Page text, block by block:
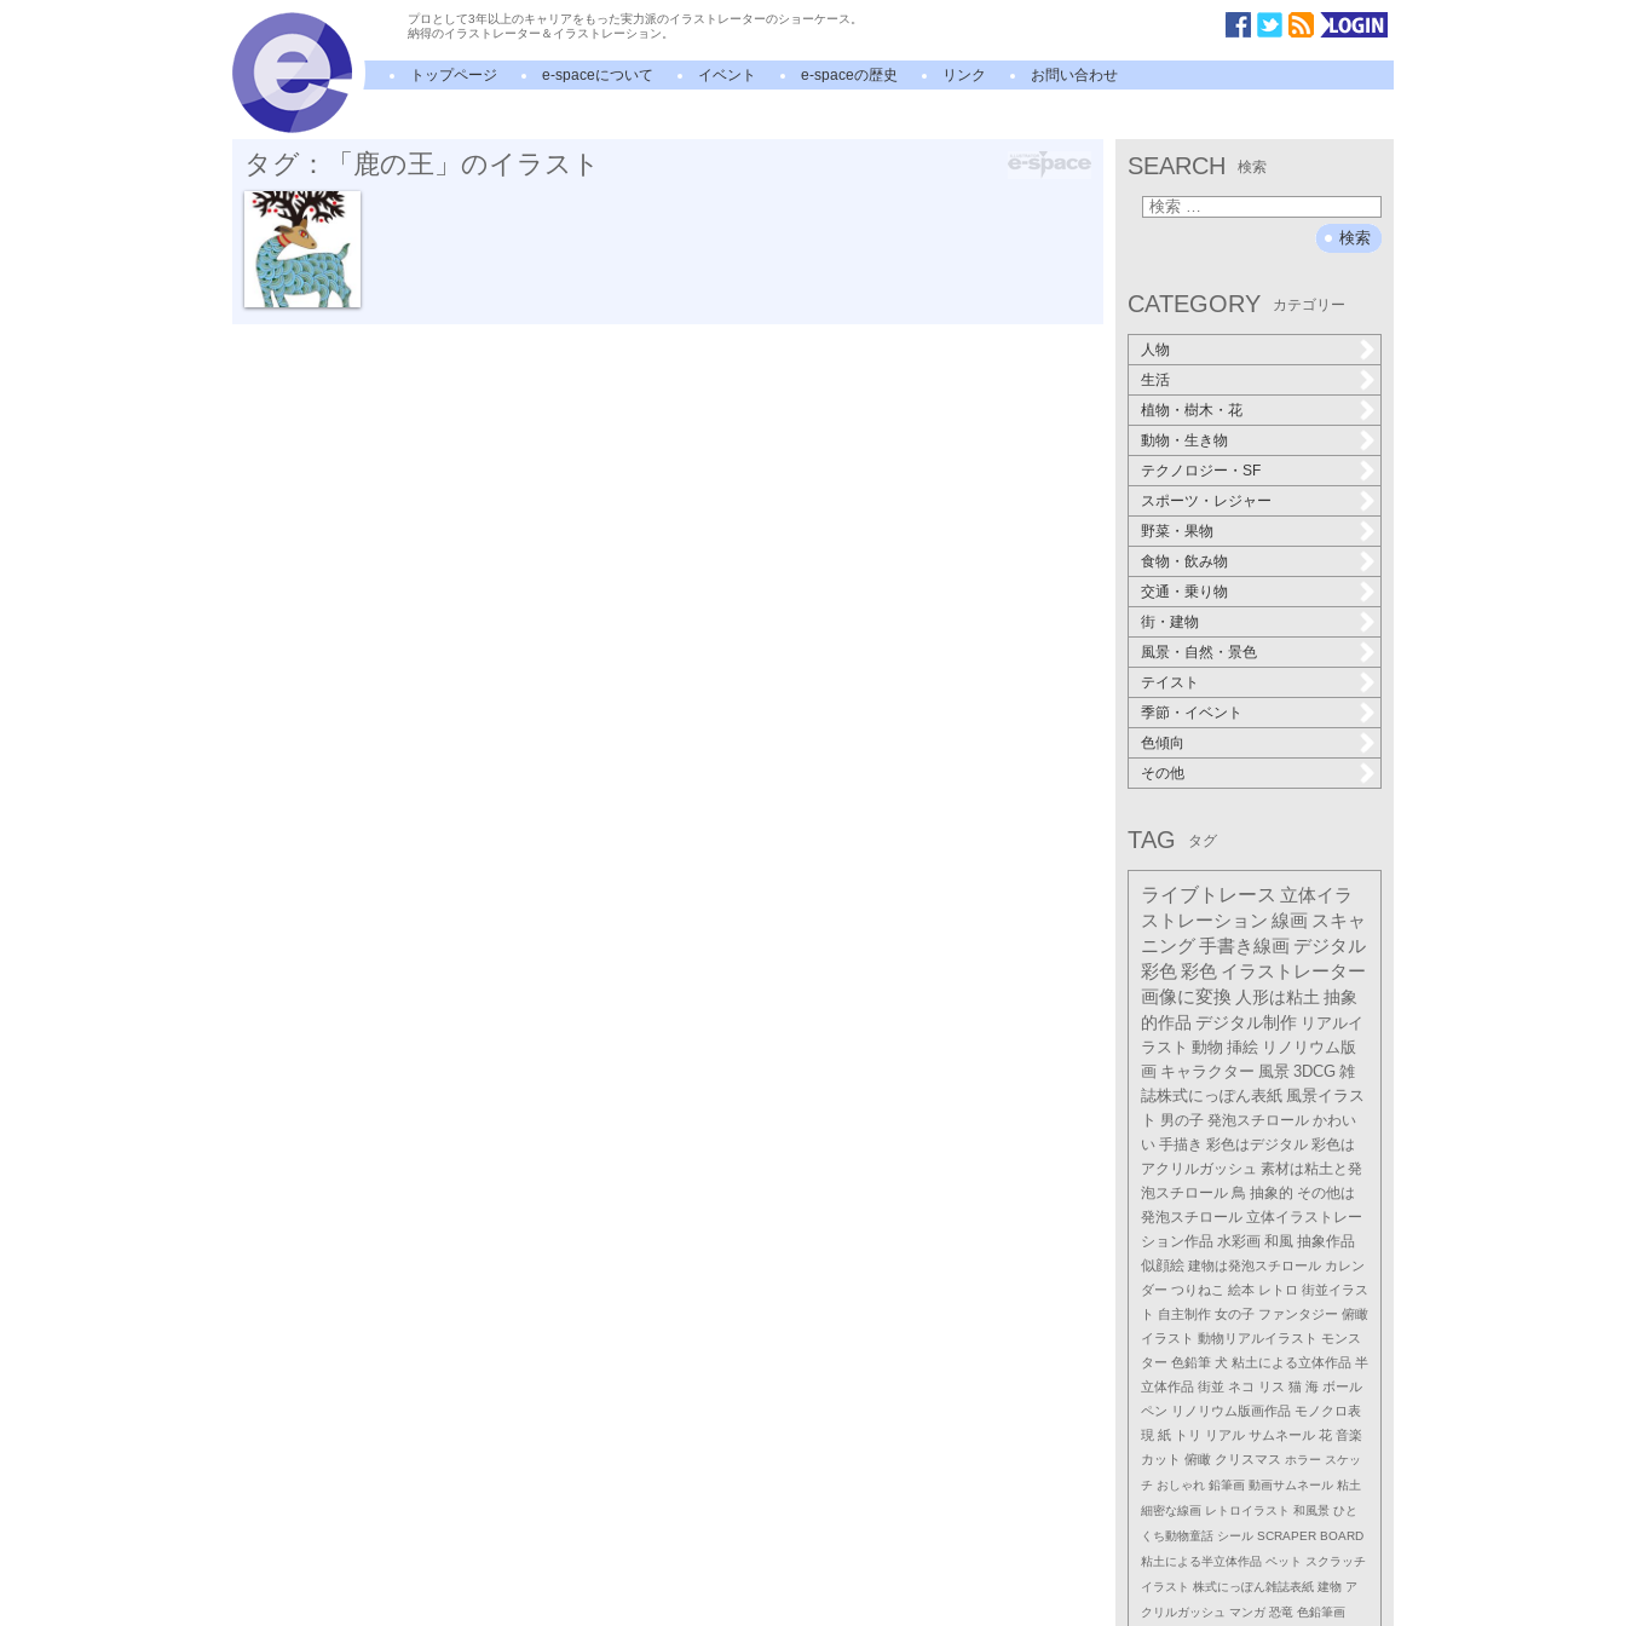
プロとして3年以上のキャリアをもった実力派のイラストレーターのショーケース。
納得のイラストレーター＆イラストレーション。
トップページ e-spaceについて イベント e-spaceの歴史 リンク お問い合わせ
タグ：「鹿の王」のイラスト
鹿の王 SEARCH 検索
CATEGORY カテゴリー
人物
生活
植物・樹木・花
動物・生き物
テクノロジー・SF
スポーツ・レジャー
野菜・果物
食物・飲み物
交通・乗り物
街・建物
風景・自然・景色
テイスト
季節・イベント
色傾向
その他
TAG タグ
ライブトレース 立体イラ
ストレーション 線画 スキャ
ニング手書き線画 デジタル
彩色彩色 イラストレーター
画像に変換 人形は粘土 抽象
的作品 デジタル制作 リアルイ
ラスト 動物 挿絵 リノリウム版
画 キャラクター 風景 3DCG 雑
誌株式にっぽん表紙 風景イラス
ト 男の子 発泡スチロール かわい
い 手描き 彩色はデジタル 彩色は
アクリルガッシュ 素材は粘土と発
泡スチロール 鳥 抽象的 その他は
発泡スチロール 立体イラストレー
ション作品 水彩画 和風 抽象作品
似顔絵 建物は発泡スチロール カレン
ダー つりねこ 絵本 レトロ 街並イラス
ト 自主制作 女の子 ファンタジー 俯瞰
イラスト 動物リアルイラスト モンス
ター 色鉛筆 犬 粘土による立体作品 半
立体作品 街並 ネコ リス 猫 海 ボール
ペン リノリウム版画作品 モノクロ表
現 紙 トリ リアル サムネール 花 音楽
カット 俯瞰 クリスマス ホラー スケッ
チ おしゃれ 鉛筆画 動画サムネール 粘土
細密な線画 レトロイラスト 和風景 ひと
くち動物童話 シール SCRAPER BOARD
粘土による半立体作品 ペット
スクラッチ
イラスト 株式にっぽん雑誌表紙 建物 ア
クリルガッシュ
マンガ 恐竜 色鉛筆画